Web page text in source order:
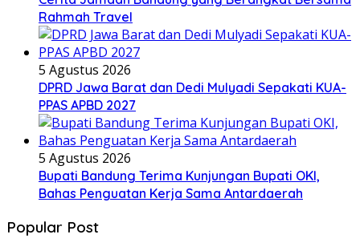
Rahmah Travel
5 Agustus 2026
DPRD Jawa Barat dan Dedi Mulyadi Sepakati KUA-
PPAS APBD 2027
5 Agustus 2026
Bupati Bandung Terima Kunjungan Bupati OKI,
Bahas Penguatan Kerja Sama Antardaerah
Popular Post